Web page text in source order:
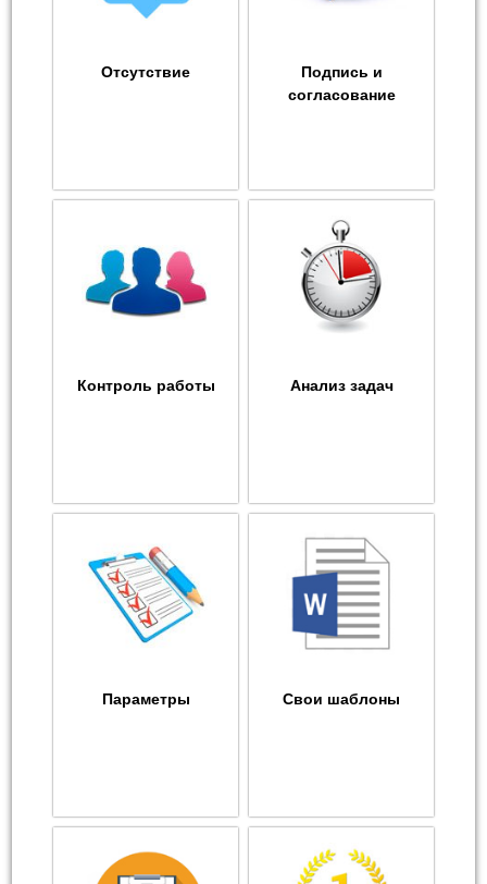
Отсутствие
Подпись и
согласование
Контроль работы Анализ задач
Параметры Свои шаблоны